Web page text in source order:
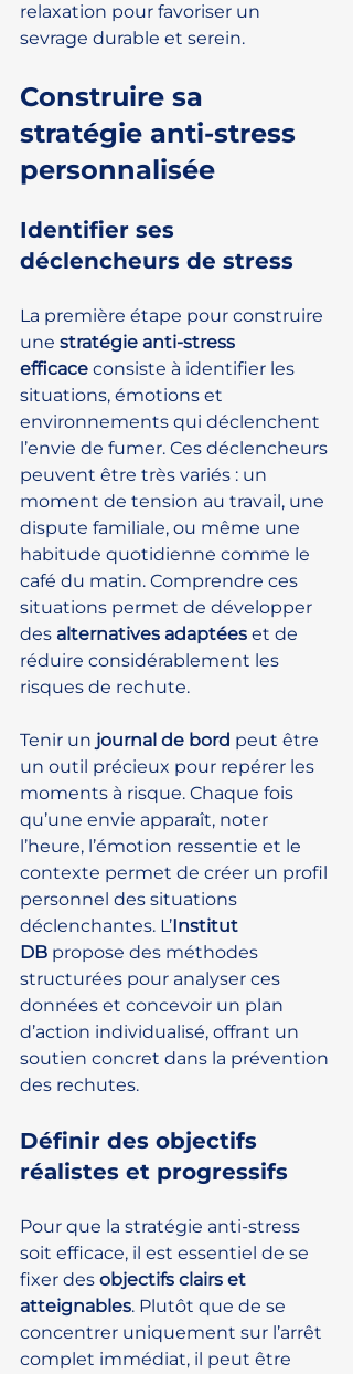
relaxation pour favoriser un
sevrage durable et serein.
Construire sa
stratégie anti-stress
personnalisée
Identifier ses
déclencheurs de stress
La première étape pour construire
une stratégie anti-stress
efficace consiste à identifier les
situations, émotions et
environnements qui déclenchent
l’envie de fumer. Ces déclencheurs
peuvent être très variés : un
moment de tension au travail, une
dispute familiale, ou même une
habitude quotidienne comme le
café du matin. Comprendre ces
situations permet de développer
des alternatives adaptées et de
réduire considérablement les
risques de rechute.
Tenir un journal de bord peut être
un outil précieux pour repérer les
moments à risque. Chaque fois
qu’une envie apparaît, noter
l’heure, l’émotion ressentie et le
contexte permet de créer un profil
personnel des situations
déclenchantes. L’Institut
DB propose des méthodes
structurées pour analyser ces
données et concevoir un plan
d’action individualisé, offrant un
soutien concret dans la prévention
des rechutes.
Définir des objectifs
réalistes et progressifs
Pour que la stratégie anti-stress
soit efficace, il est essentiel de se
fixer des objectifs clairs et
atteignables. Plutôt que de se
concentrer uniquement sur l’arrêt
complet immédiat, il peut être